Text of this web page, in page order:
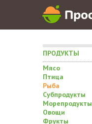
ПРОДУКТЫ
Мясо
Птица
Рыба
Субпродукты
Морепродукты
Овощи
Фрукты